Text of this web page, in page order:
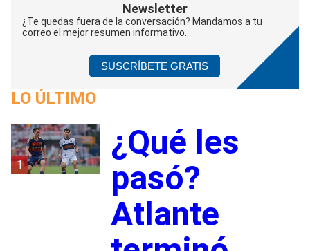
Newsletter
¿Te quedas fuera de la conversación? Mandamos a tu
correo el mejor resumen informativo.
SUSCRÍBETE GRATIS
LO ÚLTIMO
1
¿Qué les
pasó?
Atlante